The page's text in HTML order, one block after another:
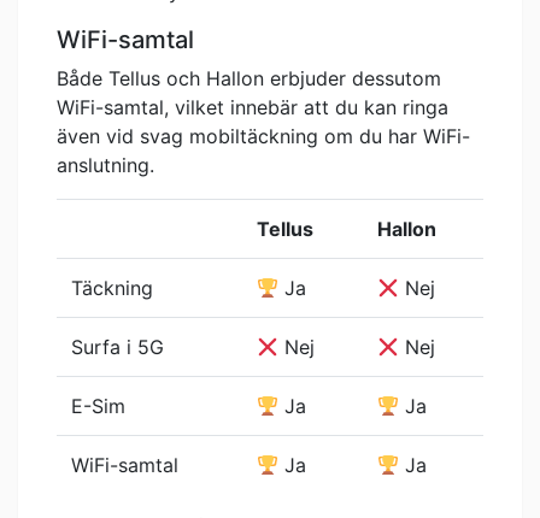
WiFi-samtal
Både Tellus och Hallon erbjuder dessutom
WiFi-samtal, vilket innebär att du kan ringa
även vid svag mobiltäckning om du har WiFi-
anslutning.
Tellus Hallon
Täckning Ja Nej
Surfa i 5G Nej Nej
E-Sim Ja Ja
WiFi-samtal Ja Ja